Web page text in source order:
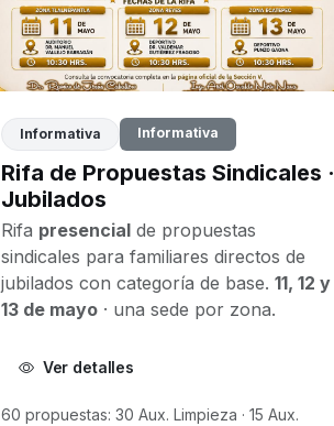
Informativa Informativa
Rifa de Propuestas Sindicales ·
Jubilados
Rifa presencial de propuestas
sindicales para familiares directos de
jubilados con categoría de base. 11, 12 y
13 de mayo · una sede por zona.
Ver detalles
60 propuestas: 30 Aux. Limpieza · 15 Aux.